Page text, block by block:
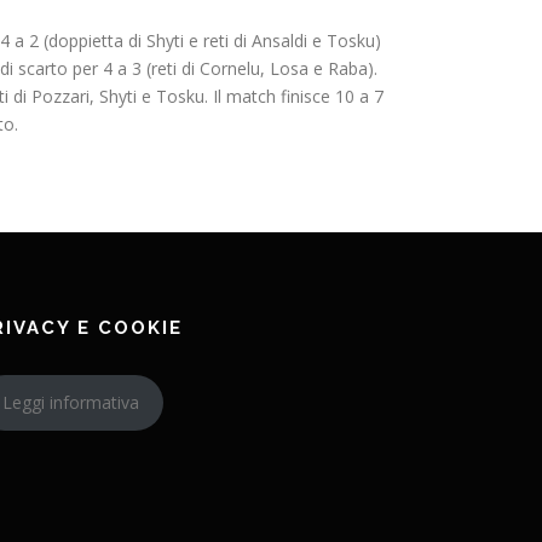
a 2 (doppietta di Shyti e reti di Ansaldi e Tosku)
scarto per 4 a 3 (reti di Cornelu, Losa e Raba).
Pozzari, Shyti e Tosku. Il match finisce 10 a 7
E COOKIE
Leggi informativa